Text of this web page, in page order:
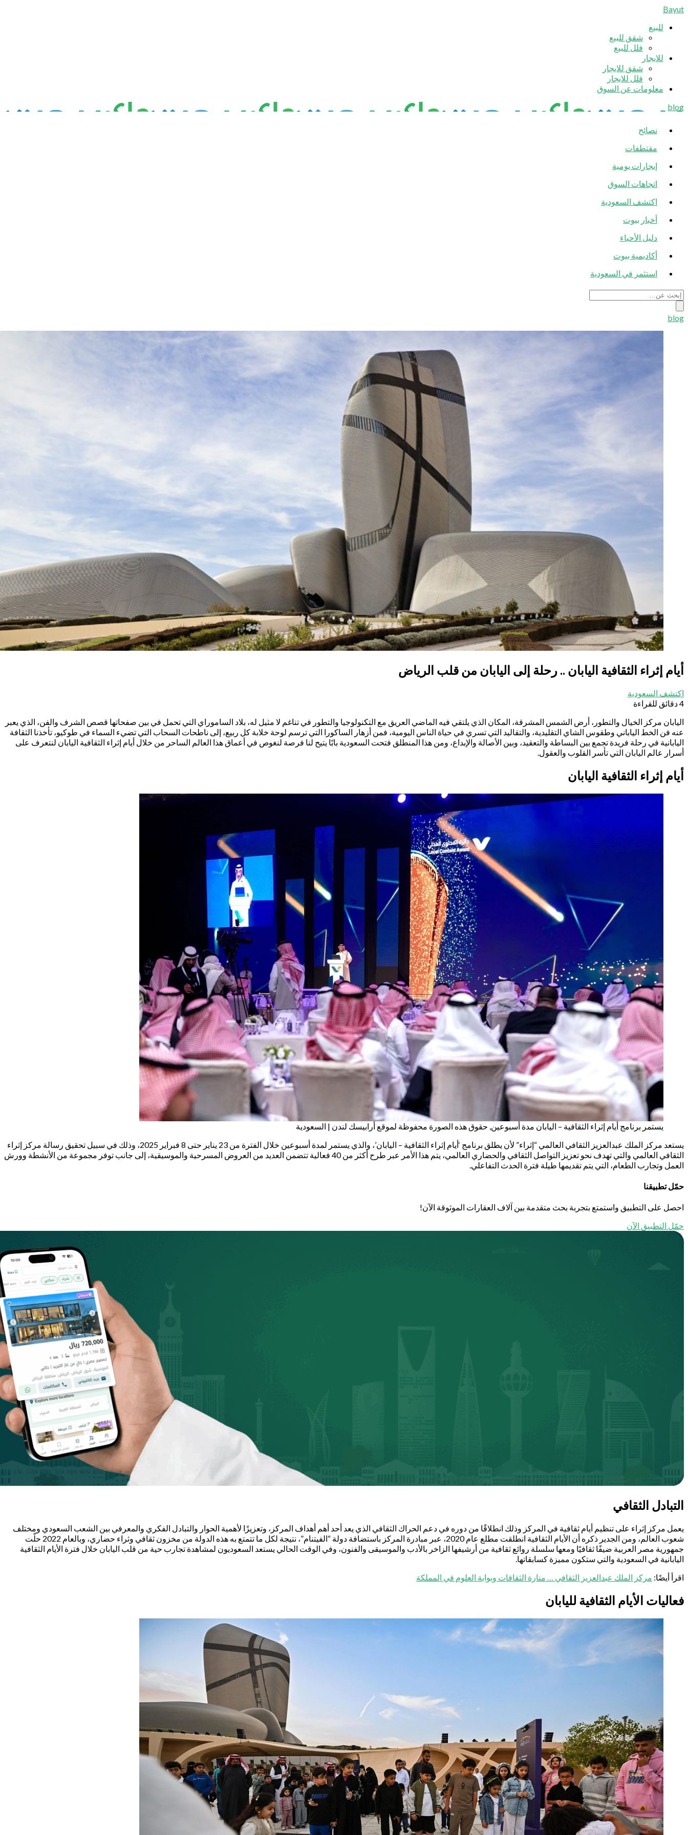
Bayut
للبيع
شقق للبيع
فلل للبيع
للايجار
شقق للايجار
فلل للايجار
معلومات عن السوق
blog
نصائح
مقتطفات
إيجارات يومية
اتجاهات السوق
اكتشف السعودية
أخبار بيوت
دليل الأحياء
أكاديمية بيوت
استثمر في السعودية
blog
أيام إثراء الثقافية اليابان .. رحلة إلى اليابان من قلب الرياض
اكتشف السعودية
4 دقائق للقراءة
اليابان مركز الخيال والتطور، أرض الشمس المشرقة، المكان الذي يلتقي فيه الماضي العريق مع التكنولوجيا والتطور في تناغم لا مثيل له، بلاد الساموراي التي تحمل في بين صفحاتها قصص الشرف والفن، الذي يعبر
عنه فن الخط الياباني وطقوس الشاي التقليدية، والتقاليد التي تسري في حياة الناس اليومية، فمن أزهار الساكورا التي ترسم لوحة خلابة كل ربيع، إلى ناطحات السحاب التي تضيء السماء في طوكيو، تأخذنا الثقافة
اليابانية في رحلة فريدة تجمع بين البساطة والتعقيد، وبين الأصالة والإبداع، ومن هذا المنطلق فتحت السعودية بابًا يتيح لنا فرصة لنغوص في أعماق هذا العالم الساحر من خلال أيام إثراء الثقافية اليابان لنتعرف على
أسرار عالم اليابان التي تأسر القلوب والعقول.
أيام إثراء الثقافية اليابان
يستمر برنامج أيام إثراء الثقافية – اليابان مدة أسبوعين, حقوق هذه الصورة محفوظة لموقع أرابيسك لندن | السعودية
يستعد مركز الملك عبدالعزيز الثقافي العالمي “إثراء” لأن يطلق برنامج ‘أيام إثراء الثقافية – اليابان’، والذي يستمر لمدة أسبوعين خلال الفترة من 23 يناير حتى 8 فبراير 2025، وذلك في سبيل تحقيق رسالة مركز إثراء
الثقافي العالمي والتي تهدف نحو تعزيز التواصل الثقافي والحضاري العالمي، يتم هذا الأمر عبر طرح أكثر من 40 فعالية تتضمن العديد من العروض المسرحية والموسيقية، إلى جانب توفر مجموعة من الأنشطة وورش
العمل وتجارب الطعام، التي يتم تقديمها طيلة فترة الحدث التفاعلي.
حمّل تطبيقنا
احصل على التطبيق واستمتع بتجربة بحث متقدمة بين آلاف العقارات الموثوقة الآن!
حمّل التطبيق الآن
التبادل الثقافي
يعمل مركز إثراء على تنظيم أيام ثقافية في المركز وذلك انطلاقًا من دوره في دعم الحراك الثقافي الذي يعد أحد أهم أهداف المركز، وتعزيزًا لأهمية الحوار والتبادل الفكري والمعرفي بين الشعب السعودي ومختلف
شعوب العالم، ومن الجدير ذكره أن الأيام الثقافية انطلقت مطلع عام 2020، عبر مبادرة المركز باستضافة دولة “الفيتنام”، نتيجة لكل ما تتمتع به هذه الدولة من مخزون ثقافي وثراء حضاري، وبالعام 2022 حلّت
جمهورية مصر العربية ضيفًا ثقافيًا ومعها سلسلة روائع ثقافية من أرشيفها الزاخر بالأدب والموسيقى والفنون، وفي الوقت الحالي يستعد السعوديون لمشاهدة تجارب حية من قلب اليابان خلال فترة الأيام الثقافية
اليابانية في السعودية والتي ستكون مميزة كسابقاتها.
اقرأ أيضًا: مركز الملك عبدالعزيز الثقافي … منارة الثقافات وبوابة العلوم في المملكة
فعاليات الأيام الثقافية لليابان